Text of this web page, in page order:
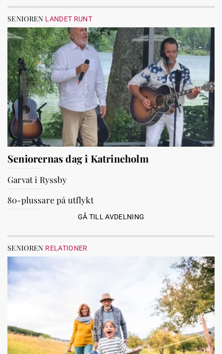
SENIOREN LANDET RUNT
Seniorernas dag i Katrineholm
Garvat i Ryssby
80-plussare på utflykt
GÅ TILL AVDELNING
SENIOREN RELATIONER